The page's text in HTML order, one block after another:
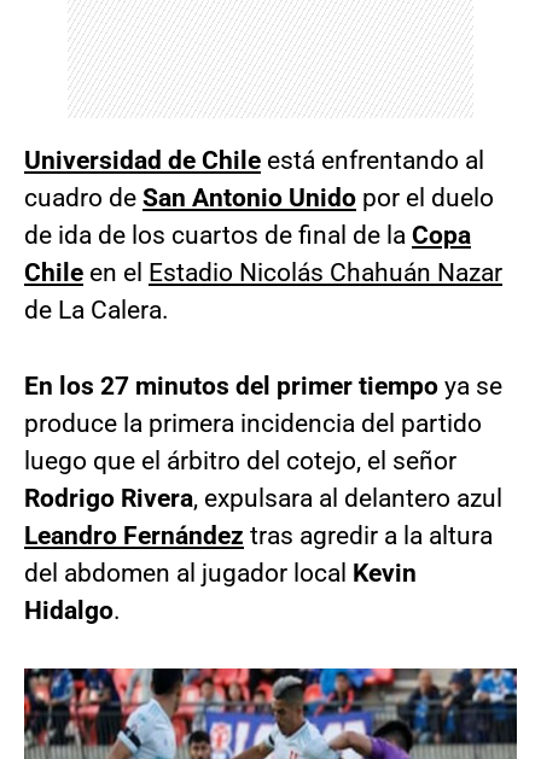
Universidad de Chile está enfrentando al
cuadro de San Antonio Unido por el duelo
de ida de los cuartos de final de la Copa
Chile en el Estadio Nicolás Chahuán Nazar
de La Calera.
En los 27 minutos del primer tiempo ya se
produce la primera incidencia del partido
luego que el árbitro del cotejo, el señor
Rodrigo Rivera, expulsara al delantero azul
Leandro Fernández tras agredir a la altura
del abdomen al jugador local Kevin
Hidalgo.